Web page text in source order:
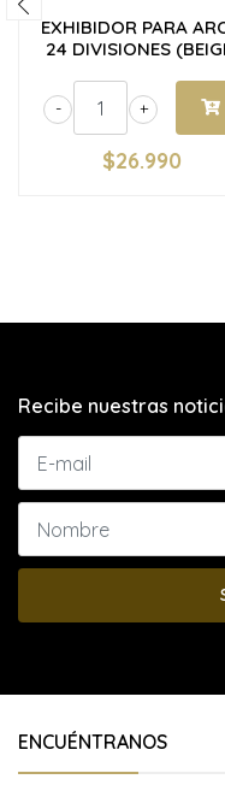
EXHIBIDOR PARA
24 DIVISIONES
+
-
$26.990
Recibe nuestras
ENCUÉNTRANOS